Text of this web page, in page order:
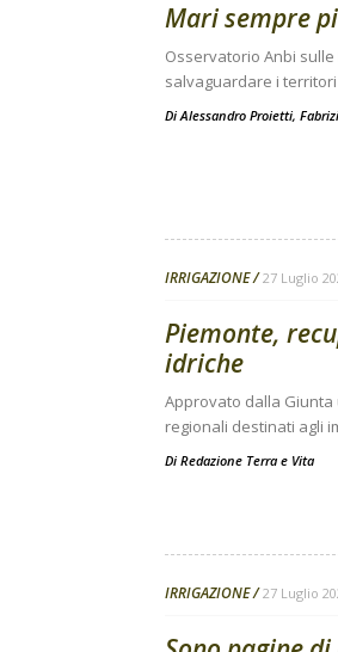
Mari sempre
Osservatorio Anbi sulle
salvaguardare i
DiAlessandro Proietti,
IRRIGAZIONE 27 Luglio
Piemonte,
idriche
Approvato dalla
regionali destinati agli
Di Redazione Terra e Vita
IRRIGAZIONE 27 Luglio